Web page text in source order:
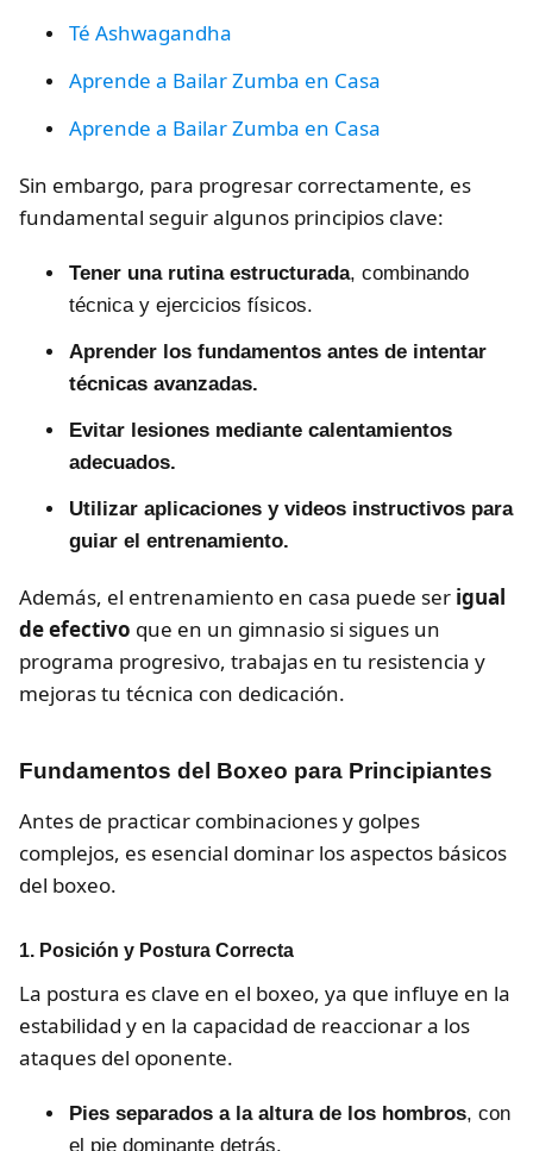
Té Ashwagandha
Aprende a Bailar Zumba en Casa
Aprende a Bailar Zumba en Casa
Sin embargo, para progresar correctamente, es
fundamental seguir algunos principios clave:
Tener una rutina estructurada, combinando
técnica y ejercicios físicos.
Aprender los fundamentos antes de intentar
técnicas avanzadas.
Evitar lesiones mediante calentamientos
adecuados.
Utilizar aplicaciones y videos instructivos para
guiar el entrenamiento.
Además, el entrenamiento en casa puede ser igual
de efectivo que en un gimnasio si sigues un
programa progresivo, trabajas en tu resistencia y
mejoras tu técnica con dedicación.
Fundamentos del Boxeo para Principiantes
Antes de practicar combinaciones y golpes
complejos, es esencial dominar los aspectos básicos
del boxeo.
1. Posición y Postura Correcta
La postura es clave en el boxeo, ya que influye en la
estabilidad y en la capacidad de reaccionar a los
ataques del oponente.
Pies separados a la altura de los hombros, con
el pie dominante detrás.